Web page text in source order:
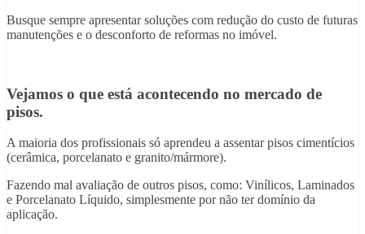
Busque sempre apresentar soluções com redução do custo de futuras
manutenções e o desconforto de reformas no imóvel.
Vejamos o que está acontecendo no mercado de
pisos.
A maioria dos profissionais só aprendeu a assentar pisos cimentícios
(cerâmica, porcelanato e granito/mármore).
Fazendo mal avaliação de outros pisos, como: Vinílicos, Laminados
e Porcelanato Líquido, simplesmente por não ter domínio da
aplicação.